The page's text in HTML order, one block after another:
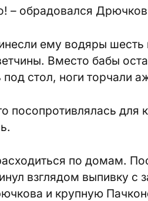
– обрадовался
ему водяры шесть
Вместо бабы
под стол, ноги торчали
посопротивлялась для
по домам.
взглядом выпивку с
и крупную